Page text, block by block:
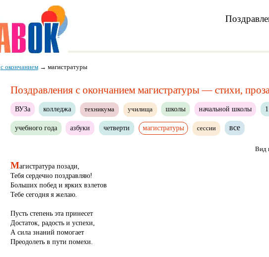
с окончанием→ магистратуры
Поздравления с окончанием магистратуры — стихи,
ВУЗа колледжа техникума училища школы начальной школы
учебного года азбуки четверти магистратуры сессии все
Вид
Магистратура позади,
Тебя сердечно поздравляю!
Больших побед и ярких взлетов
Тебе сегодня я желаю.
Пусть степень эта принесет
Достаток, радость и успехи,
А сила знаний помогает
Преодолеть в пути помехи.